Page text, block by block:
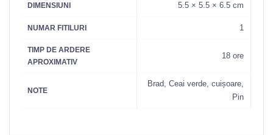
DIMENSIUNI 5.5 × 5.5 × 6.5 cm
NUMAR FITILURI 1
TIMP DE ARDERE
APROXIMATIV
18 ore
NOTE
Brad, Ceai verde, cuișoare,
Pin